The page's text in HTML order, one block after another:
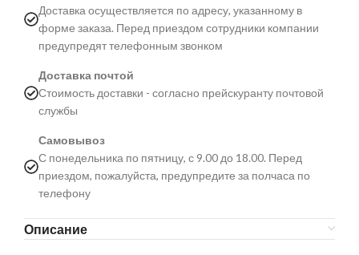
Доставка осуществляется по адресу, указанному в
форме заказа. Перед приездом сотрудники компании
предупредят телефонным звонком
Доставка почтой
Стоимость доставки - согласно прейскуранту почтовой
службы
Самовывоз
С понедельника по пятницу, с 9.00 до 18.00. Перед
приездом, пожалуйста, предупредите за полчаса по
телефону
Описание